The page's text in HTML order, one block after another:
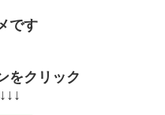
です
をクリック